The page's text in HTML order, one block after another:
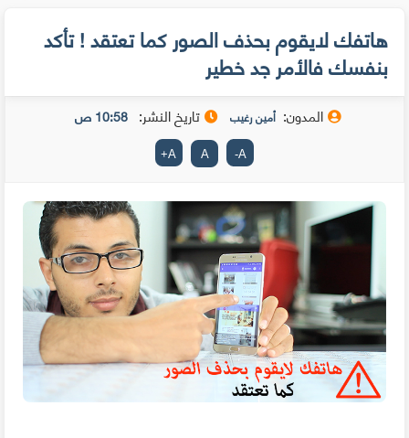
هاتفك لايقوم بحذف الصور كما تعتقد ! تأكد
بنفسك فالأمر جد خطير
المدون: أمين رغيب تاريخ النشر: 10:58 ص
A
-
A
A
+